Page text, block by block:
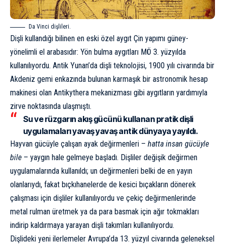
Da Vinci dişlileri.
Dişli kullandığı bilinen en eski özel aygıt Çin yapımı güney-
yönelimli el arabasıdır: Yön bulma aygıtları MÖ 3. yüzyılda
kullanılıyordu. Antik Yunan’da dişli teknolojisi, 1900 yılı civarında bir
Akdeniz gemi enkazında bulunan karmaşık bir astronomik hesap
makinesi olan Antikythera mekanizması gibi aygıtların yardımıyla
zirve noktasında ulaşmıştı.
Su ve rüzgarın akış gücünü kullanan pratik dişli
uygulamaları yavaş yavaş antik dünyaya yayıldı.
Hayvan gücüyle çalışan ayak değirmenleri – hatta insan gücüyle
bile – yaygın hale gelmeye başladı. Dişliler değişik değirmen
uygulamalarında kullanıldı; un değirmenleri belki de en yayın
olanlarıydı, fakat bıçkıhanelerde de kesici bıçakların dönerek
çalışması için dişliler kullanılıyordu ve çekiç değirmenlerinde
metal rulman üretmek ya da para basmak için ağır tokmakları
indirip kaldırmaya yarayan dişli takımları kullanılıyordu.
Dişlideki yeni ilerlemeler Avrupa’da 13. yüzyıl civarında geleneksel